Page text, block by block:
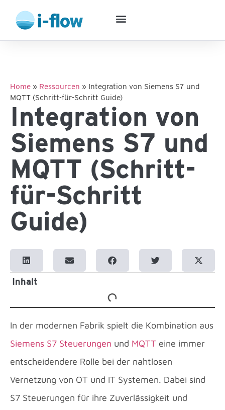
Home » Ressourcen » Integration von Siemens S7 und
MQTT (Schritt-für-Schritt Guide)
Integration von
Siemens S7 und
MQTT (Schritt-
für-Schritt
Guide)
Inhalt
In der modernen Fabrik spielt die Kombination aus
Siemens S7 Steuerungen und MQTT eine immer
entscheidendere Rolle bei der nahtlosen
Vernetzung von OT und IT Systemen. Dabei sind
S7 Steuerungen für ihre Zuverlässigkeit und